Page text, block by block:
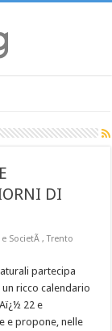
DI
e SocietÃ,Trento
partecipa
ricco calendario
22 e
e propone, nelle